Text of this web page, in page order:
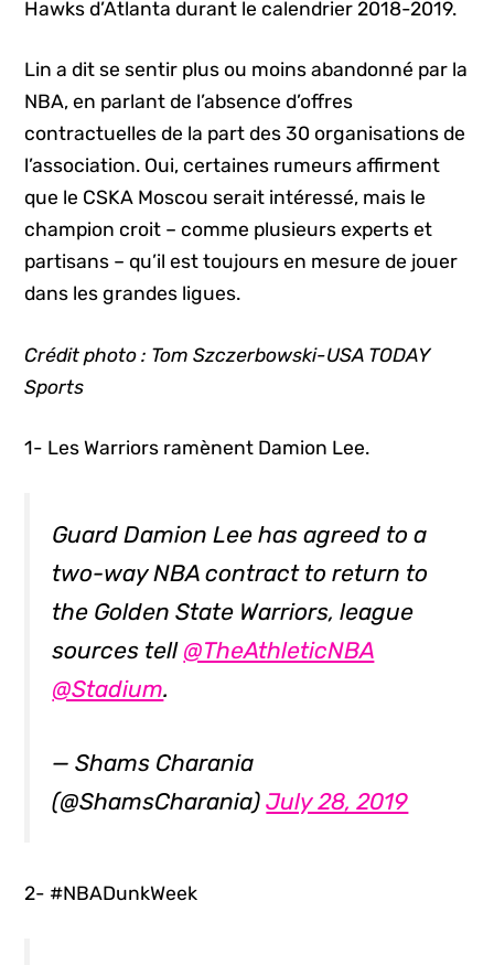
Hawks d’Atlanta durant le calendrier 2018-2019.
Lin a dit se sentir plus ou moins abandonné par la
NBA, en parlant de l’absence d’offres
contractuelles de la part des 30 organisations de
l’association. Oui, certaines rumeurs affirment
que le CSKA Moscou serait intéressé, mais le
champion croit – comme plusieurs experts et
partisans – qu’il est toujours en mesure de jouer
dans les grandes ligues.
Crédit photo : Tom Szczerbowski-USA TODAY
Sports
1- Les Warriors ramènent Damion Lee.
Guard Damion Lee has agreed to a
two-way NBA contract to return to
the Golden State Warriors, league
sources tell @TheAthleticNBA
@Stadium.
— Shams Charania
(@ShamsCharania)July 28, 2019
2- #NBADunkWeek